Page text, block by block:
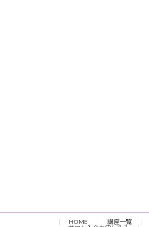
HOME 講座一覧